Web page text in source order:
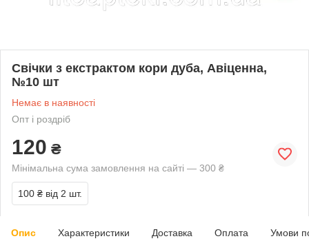
Свічки з екстрактом кори дуба, Авіценна,
№10 шт
Немає в наявності
Опт і роздріб
120 ₴
Мінімальна сума замовлення на сайті — 300 ₴
100 ₴ від 2 шт.
Опис Характеристики Доставка Оплата Умови